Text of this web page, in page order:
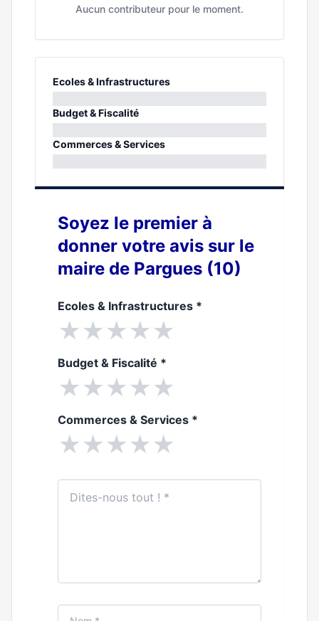
Aucun contributeur pour le moment.
Ecoles & Infrastructures
0%
Budget & Fiscalité
0%
Commerces & Services
Soyez le premier à
donner votre avis sur le
maire de Pargues (10)
Ecoles & Infrastructures *
★★★★★
Budget & Fiscalité *
★★★★★
Commerces & Services *
★★★★★